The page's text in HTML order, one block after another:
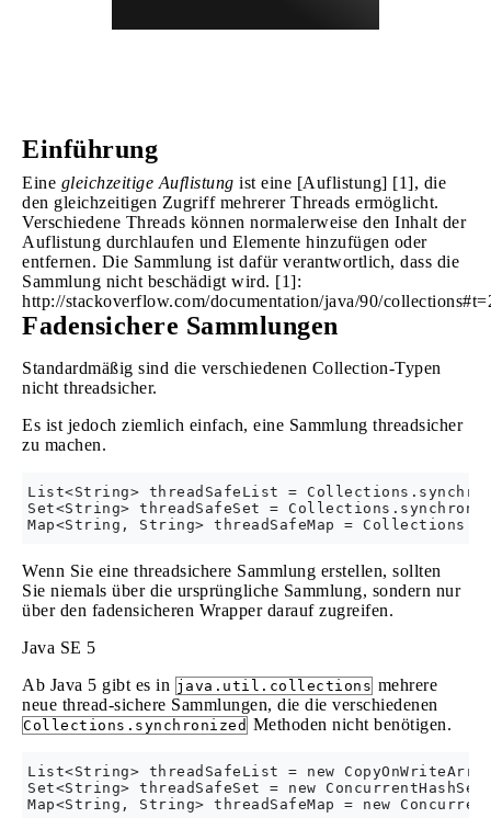
Einführung
Eine gleichzeitige Auflistung ist eine [Auflistung] [1], die
den gleichzeitigen Zugriff mehrerer Threads ermöglicht.
Verschiedene Threads können normalerweise den Inhalt der
Auflistung durchlaufen und Elemente hinzufügen oder
entfernen. Die Sammlung ist dafür verantwortlich, dass die
Sammlung nicht beschädigt wird. [1]:
http://stackoverflow.com/documentation/java/90/
Fadensichere Sammlungen
Standardmäßig sind die verschiedenen Collection-Typen
nicht threadsicher.
Es ist jedoch ziemlich einfach, eine Sammlung threadsicher
zu machen.
List<String> threadSafeList =
Set<String> threadSafeSet =
Wenn Sie eine threadsichere Sammlung erstellen, sollten
Sie niemals über die ursprüngliche Sammlung, sondern nur
über den fadensicheren Wrapper darauf zugreifen.
Java SE 5
Ab Java 5 gibt es in java.util.collections mehrere
neue thread-sichere Sammlungen, die die verschiedenen
Collections.synchronized Methoden nicht benötigen.
List<String> threadSafeList = new
Set<String> threadSafeSet = new